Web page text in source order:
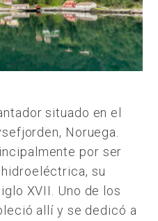
situado en el
Noruega.
por ser
su
XVII. Uno de los
allí y se dedicó a